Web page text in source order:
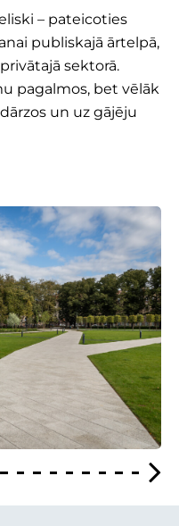
– pateicoties
publiskajā ārtelpā,
sektorā.
pagalmos, bet vēlāk
un uz gājēju